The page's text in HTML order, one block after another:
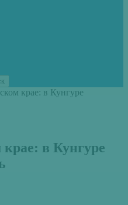
крае: в Кунгуре
в Кунгуре